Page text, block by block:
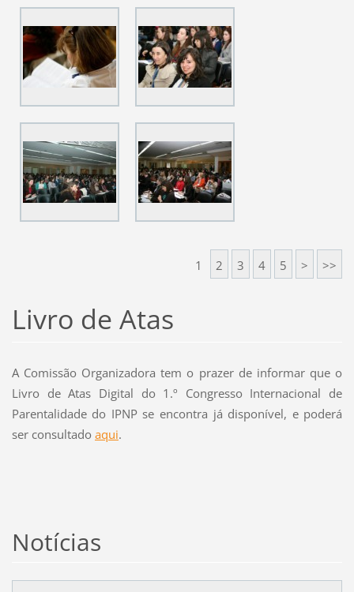
1 2 3 4 5 > >>
Livro de Atas
A Comissão Organizadora tem o prazer de informar que o
Livro de Atas Digital do 1.º Congresso Internacional de
Parentalidade do IPNP se encontra já disponível, e poderá
ser consultado aqui.
Notícias